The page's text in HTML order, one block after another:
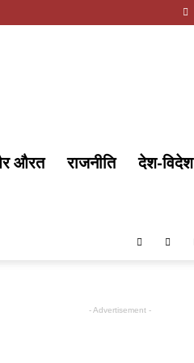
औरत राजनीति
देश-विदेश
- Advertisement -